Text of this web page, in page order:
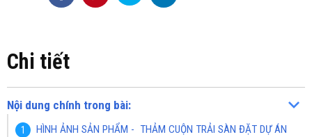
Chi tiết
Nội dung chính trong bài:
HÌNH ẢNH SẢN PHẨM - THẢM CUỘN TRẢI SÀN ĐẶT DỰ ÁN